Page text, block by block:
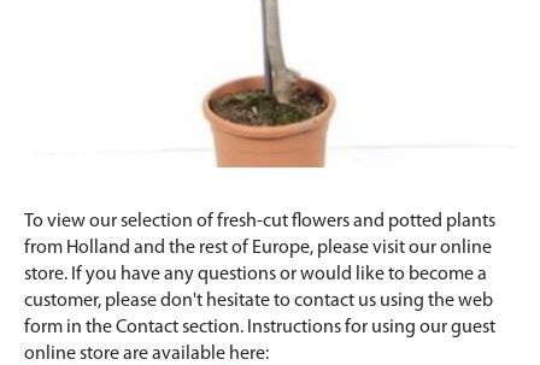
To view our selection of fresh-cut flowers and potted plants
from Holland and the rest of Europe, please visit our online
store. If you have any questions or would like to become a
customer, please don't hesitate to contact us using the web
form in the Contact section. Instructions for using our guest
online store are available here: